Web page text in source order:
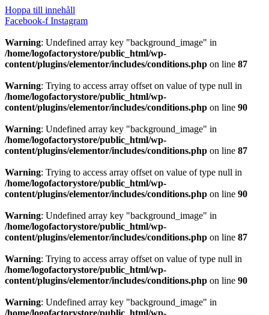
Hoppa till innehåll
Facebook-f Instagram
Warning: Undefined array key "background_image" in
/home/logofactorystore/public_html/wp-
content/plugins/elementor/includes/conditions.php on line 87
Warning: Trying to access array offset on value of type null in
/home/logofactorystore/public_html/wp-
content/plugins/elementor/includes/conditions.php on line 90
Warning: Undefined array key "background_image" in
/home/logofactorystore/public_html/wp-
content/plugins/elementor/includes/conditions.php on line 87
Warning: Trying to access array offset on value of type null in
/home/logofactorystore/public_html/wp-
content/plugins/elementor/includes/conditions.php on line 90
Warning: Undefined array key "background_image" in
/home/logofactorystore/public_html/wp-
content/plugins/elementor/includes/conditions.php on line 87
Warning: Trying to access array offset on value of type null in
/home/logofactorystore/public_html/wp-
content/plugins/elementor/includes/conditions.php on line 90
Warning: Undefined array key "background_image" in
/home/logofactorystore/public_html/wp-